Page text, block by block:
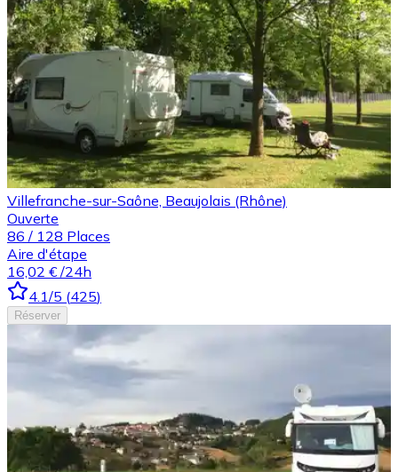
Villefranche-sur-Saône, Beaujolais (Rhône)
Ouverte
86 / 128 Places
Aire d'étape
16,02 € /24h
4.1/5 (425)
Réserver